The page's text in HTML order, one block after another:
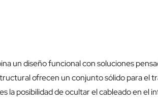
un diseño funcional con soluciones
ofrecen un conjunto sólido para el
la posibilidad de ocultar el cableado en